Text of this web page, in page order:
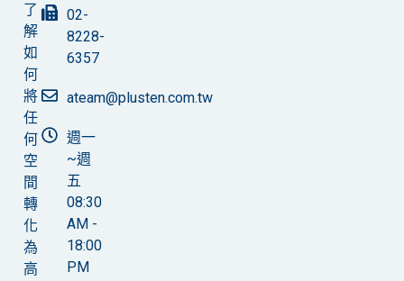
了
解
如
何
將
任
何
空
間
轉
化
為
高
02-
8228-
6357
ateam@plusten.com.tw
週一
~週
五
08:30
AM -
18:00
PM